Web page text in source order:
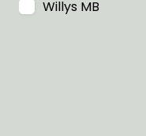
Willys MB